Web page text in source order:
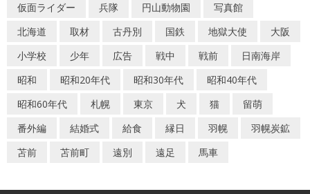
ン
仮面ライダー
兵隊 円山動物園
写真館
北海道
取材 古丹別 国鉄 地獄大使
大阪
小学校
少年 広告 戦中 戦前
日南海岸
昭和
昭和20年代 昭和30年代
昭和40年代
昭和60年代
札幌 東京 犬 猫
留萌
番外編
結婚式 給食 縁日 羽幌
羽幌炭鉱
苫前
苫前町 遠別 遠足 馬車